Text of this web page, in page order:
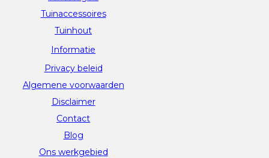
Tuinaccessoires
Tuinhout
Informatie
Privacy beleid
Algemene voorwaarden
Disclaimer
Contact
Blog
Ons werkgebied